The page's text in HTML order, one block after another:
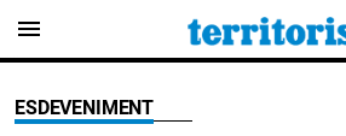
menu
ESDEVENIMENT